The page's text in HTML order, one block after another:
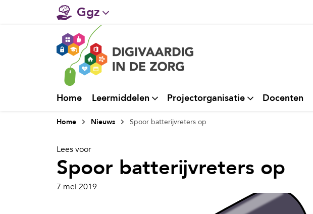
Ggz
Gehandicaptenzorg
Verpleeghuiszorg & Zorg thuis
Home Leermiddelen Projectorganisatie Docenten
Home Nieuws Spoor batterijvreters op
Lees voor
Spoor batterijvreters op
7 mei 2019